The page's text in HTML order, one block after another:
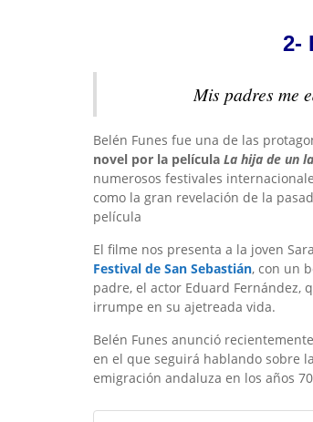
2-
Mis padres me
Belén Funes fue una de las
novel por la película La hija de un
numerosos festivales
como la gran revelación de la
película
El filme nos presenta a la joven
Festival de San Sebastián, con un
padre, el actor Eduard Fernández,
irrumpe en su ajetreada vida.
Belén Funes anunció
en el que seguirá hablando sobre
emigración andaluza en los años